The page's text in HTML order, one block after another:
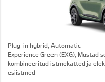
Plug-in hybrid, Automatic
Experience Green (EXG), Mustad
kombineeritud istmekatted ja
esiistmed